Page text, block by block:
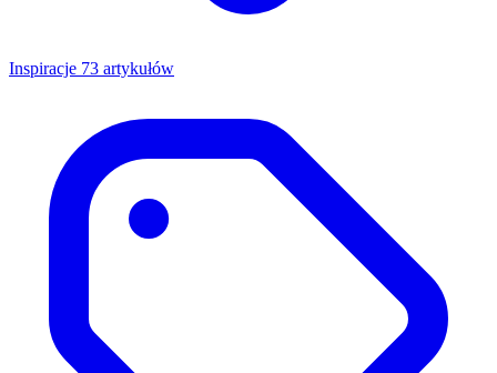
Inspiracje 73 artykułów